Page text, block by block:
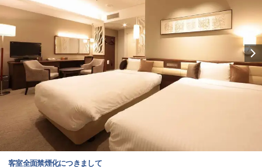
客室全面禁煙化につきまして